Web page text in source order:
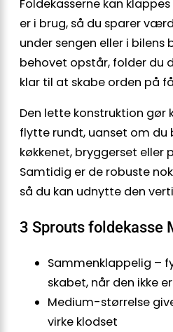
Foldekasserne kan
er i brug, så du sparer
under sengen eller i bilens
behovet opstår, folder du
klar til at skabe orden på
Den lette konstruktion gør
flytte rundt, uanset om du
køkkenet, bryggerset
Samtidig er de robuste
så du kan udnytte den
3 Sprouts foldekasse
Sammenklappelig –
skabet, når den ikke
Medium-størrelse
virke klodset